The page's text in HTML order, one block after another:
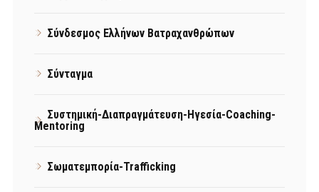
Σύνδεσμος Ελλήνων Βατραχανθρώπων
Σύνταγμα
Συστημική-Διαπραγμάτευση-Ηγεσία-Coaching-
Mentoring
Σωματεμπορία-Trafficking